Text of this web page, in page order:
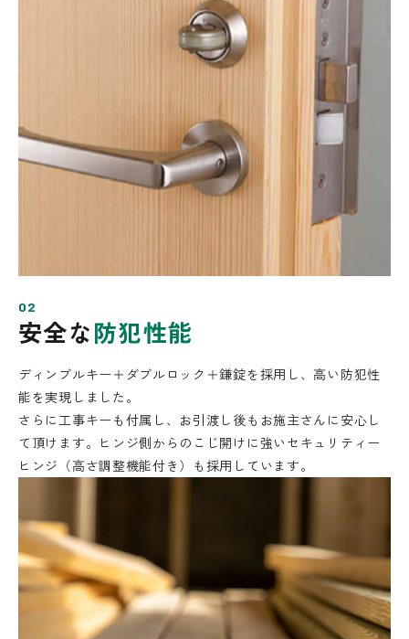
02
安全な防犯性能
ディンブルキー＋ダブルロック＋鎌錠を採用し、高い防犯性
能を実現しました。
さらに工事キーも付属し、お引渡し後もお施主さんに安心し
て頂けます。ヒンジ側からのこじ開けに強いセキュリティー
ヒンジ（高さ調整機能付き）も採用しています。